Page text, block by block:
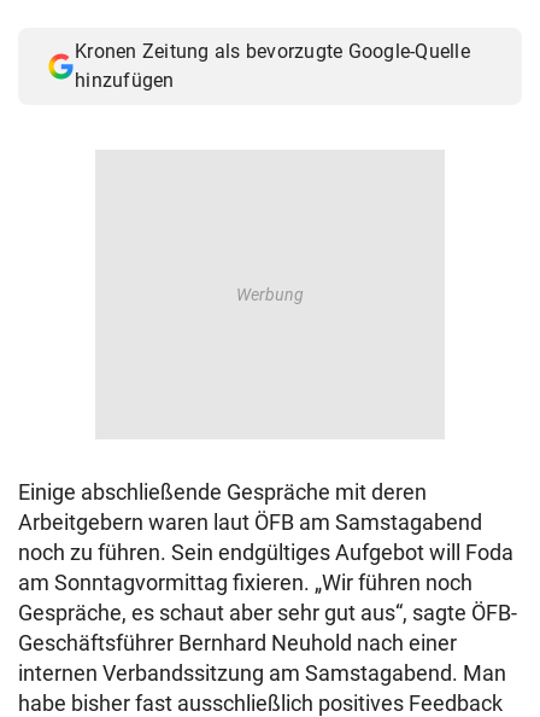
Kronen Zeitung als bevorzugte Google-Quelle
hinzufügen
Einige abschließende Gespräche mit deren
Arbeitgebern waren laut ÖFB am Samstagabend
noch zu führen. Sein endgültiges Aufgebot will Foda
am Sonntagvormittag fixieren. „Wir führen noch
Gespräche, es schaut aber sehr gut aus“, sagte ÖFB-
Geschäftsführer Bernhard Neuhold nach einer
internen Verbandssitzung am Samstagabend. Man
habe bisher fast ausschließlich positives Feedback